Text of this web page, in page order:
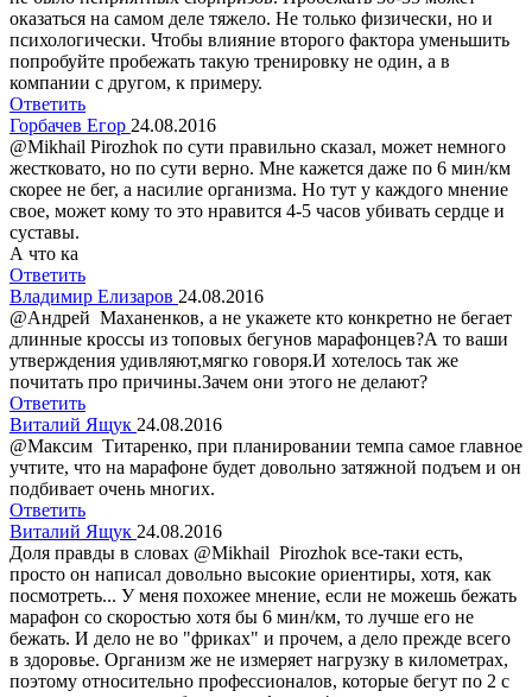
оказаться на самом деле тяжело. Не только физически, но и
психологически. Чтобы влияние второго фактора уменьшить
попробуйте пробежать такую тренировку не один, а в
компании с другом, к примеру.
Ответить
Горбачев Егор 24.08.2016
@Мikhail Рirozhok по сути правильно сказал, может немного
жестковато, но по сути верно. Мне кажется даже по 6 мин/км
скорее не бег, а насилие организма. Но тут у каждого мнение
свое, может кому то это нравится 4-5 часов убивать сердце и
суставы.
А что ка
Ответить
Владимир Елизаров 24.08.2016
@Андрей Маханенков, а не укажете кто конкретно не бегает
длинные кроссы из топовых бегунов марафонцев?А то ваши
утверждения удивляют,мягко говоря.И хотелось так же
почитать про причины.Зачем они этого не делают?
Ответить
Виталий Ящук 24.08.2016
@Максим Титаренко, при планировании темпа самое главное
учтите, что на марафоне будет довольно затяжной подъем и он
подбивает очень многих.
Ответить
Виталий Ящук 24.08.2016
Доля правды в словах @Мikhail Рirozhok все-таки есть,
просто он написал довольно высокие ориентиры, хотя, как
посмотреть... У меня похожее мнение, если не можешь бежать
марафон со скоростью хотя бы 6 мин/км, то лучше его не
бежать. И дело не во "фриках" и прочем, а дело прежде всего
в здоровье. Организм же не измеряет нагрузку в километрах,
поэтому относительно профессионалов, которые бегут по 2 с